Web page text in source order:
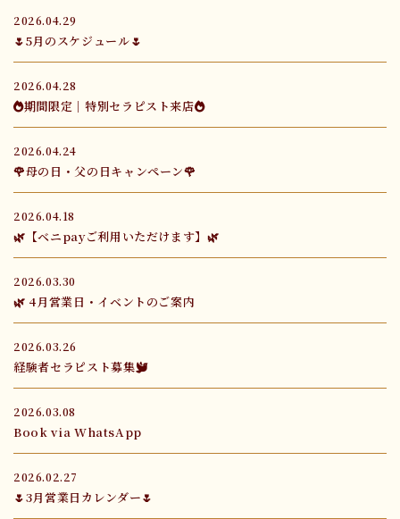
2026.04.29
🌷5月のスケジュール🌷
2026.04.28
🔥期間限定｜特別セラピスト来店🔥
2026.04.24
🌹母の日・父の日キャンペーン🌹
2026.04.18
🌿【ベニpayご利用いただけます】🌿
2026.03.30
🌿 4月営業日・イベントのご案内
2026.03.26
経験者セラピスト募集🕊️
2026.03.08
Book via WhatsApp
2026.02.27
🌷3月営業日カレンダー🌷